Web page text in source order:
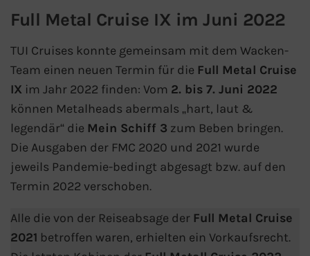
Hapag-Lloyd Cruises
Cunard Line
Hurtigruten
Royal Caribbean International
PLANTOURS Kreuzfahrten
Alle Reedereien
Full Metal Cruise IX im Juni 2022
TUI Cruises konnte gemeinsam mit dem Wacken-
Team einen neuen Termin für die Full Metal Cruise
IX im Jahr 2022 finden: Vom 2. bis 7. Juni 2022
können Metalheads abermals „hart, laut &
legendär“ die Mein Schiff 3 zum Beben bringen.
Die Ausgaben der FMC 2020 und 2021 wurde
jeweils Pandemie-bedingt abgesagt bzw. auf den
Termin 2022 verschoben.
Alle die von der Reiseabsage der Full Metal Cruise
2021 betroffen waren, erhielten ein Vorkaufsrecht.